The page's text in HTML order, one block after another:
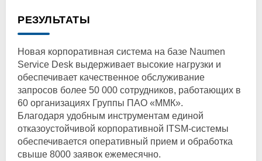
РЕЗУЛЬТАТЫ
Новая корпоративная система на базе Naumen
Service Desk выдерживает высокие нагрузки и
обеспечивает качественное обслуживание
запросов более 50 000 сотрудников, работающих в
60 организациях Группы ПАО «ММК».
Благодаря удобным инструментам единой
отказоустойчивой корпоративной ITSM-системы
обеспечивается оперативный прием и обработка
свыше 8000 заявок ежемесячно.